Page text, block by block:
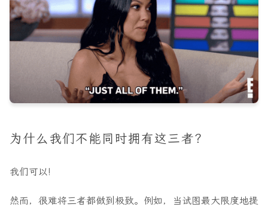
为什么我们不能同时拥有这三者？
我们可以!
然而，很难将三者都做到极致。例如，当试图最大限度地提